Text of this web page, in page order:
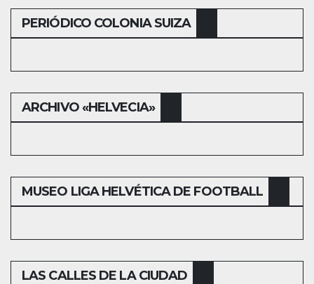
PERIÓDICO COLONIA SUIZA
ARCHIVO «HELVECIA»
MUSEO LIGA HELVÉTICA DE FOOTBALL
LAS CALLES DE LA CIUDAD